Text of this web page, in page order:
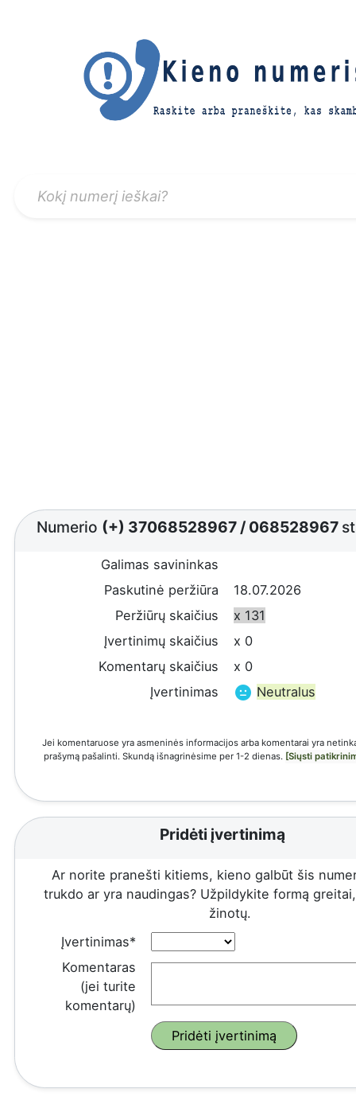
Numerio (+) 37068528967 /068528967
Galimas savininkas
Paskutinė peržiūra
18.07.2026
Peržiūrų skaičius
x 131
Įvertinimų skaičius
x 0
Komentarų skaičius
x 0
Įvertinimas
Neutralus
Jei komentaruose yra asmeninės informacijos arba komentarai yra
prašymą pašalinti. Skundą išnagrinėsime per 1-2 dienas. [Siųsti
Pridėti įvertinimą
Ar norite pranešti kitiems, kieno galbūt šis
trukdo ar yra naudingas? Užpildykite formą
žinotų.
Įvertinimas*
Komentaras
(jei turite
komentarų)